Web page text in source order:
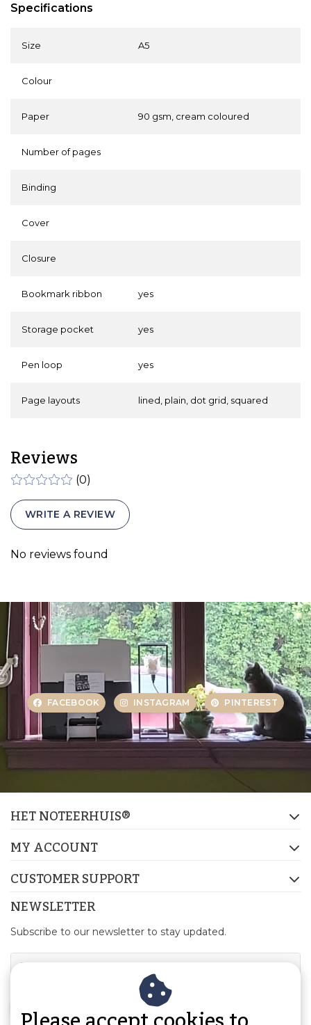
Specifications
Size A5
Colour
Paper 90 gsm, cream coloured
Number of pages
Binding
Cover
Closure
Bookmark ribbon yes
Storage pocket yes
Pen loop yes
Page layouts lined, plain, dot grid, squared
Reviews
(0)
WRITE A REVIEW
No reviews found
FACEBOOK INSTAGRAM PINTEREST
HET NOTEERHUIS®
MY ACCOUNT
CUSTOMER SUPPORT
NEWSLETTER
Subscribe to our newsletter to stay updated.